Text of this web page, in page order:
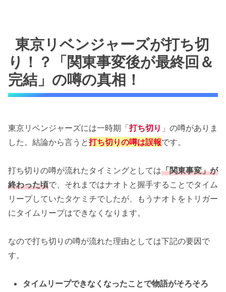
東京リベンジャーズが打ち切
り！？「関東事変後が最終回＆
完結」の噂の真相！
東京リベンジャーズには一時期「打ち切り 」の噂がありま
した。結論から言うと打ち切りの噂は誤報です。
打ち切りの噂が流れたタイミングとしては「関東事変」が
終わった頃で、それまではナオトと握手することでタイム
リープしていたタケミチでしたが、もうナオトをトリガー
にタイムリープはできなくなります。
なので打ち切りの噂が流れた理由としては下記の要因で
す。
タイムリープできなくなったことで物語がそろそろ